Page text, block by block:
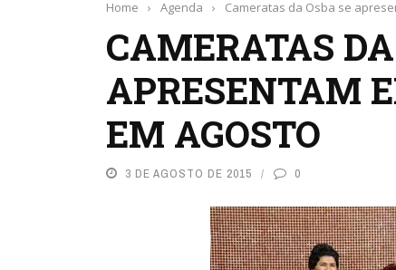
Home › Agenda › Cameratas da Osba se
CAMERATAS
APRESENTAM
EM AGOSTO
3 DE AGOSTO DE 2015 0